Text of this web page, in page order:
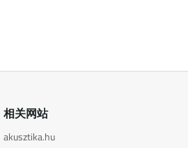
相关网站
akusztika.hu